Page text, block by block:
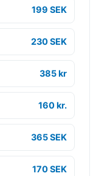
199 SEK
230 SEK
385 kr
160 kr.
365 SEK
170 SEK